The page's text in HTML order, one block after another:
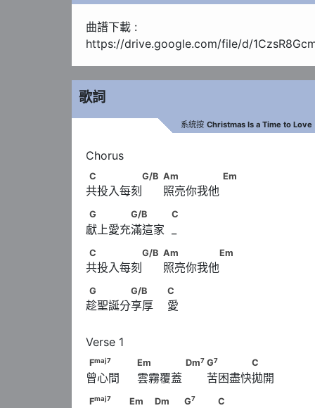
曲譜下載 :
https://drive.google.com/file/d/
歌詞
系統按 Christmas Is a Time to Love
C　　　　　G/B                               Am
C G/B Am Em
共投入每刻      照亮你我他
G　　　　G/B　　　            C
G G/B C
獻上愛充滿這家  _
C　　　　　G/B                               Am
C G/B Am Em
共投入每刻      照亮你我他
G　　　　G/B　　                        C
G G/B C
趁聖誕分享厚    愛
Fmaj7
Em
Dm
G7
Fmaj7 Em Dm7 G7 C
曾心間     雲霧覆蓋       苦困盡快拋開
Fmaj7
Em　
Fmaj7 Em Dm G7 C